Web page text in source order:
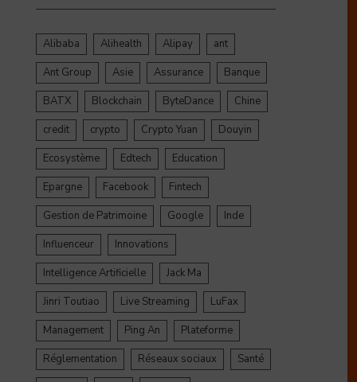
Alibaba Alihealth Alipay
ant
Ant Group
Asie Assurance
Banque
BATX
Blockchain ByteDance
Chine
credit
crypto Crypto Yuan
Douyin
Ecosystème
Edtech
Education
Epargne
Facebook
Fintech
Gestion de Patrimoine
Google
Inde
Influenceur
Innovations
Intelligence Artificielle
Jack Ma
Jinri Toutiao
Live Streaming
LuFax
Management
Ping An
Plateforme
Réglementation
Réseaux sociaux
Santé